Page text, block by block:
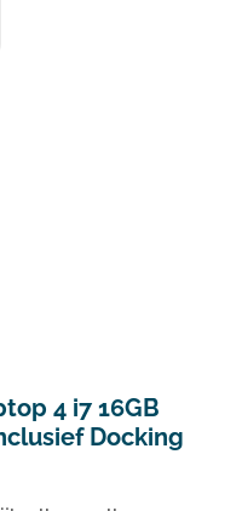
4 i7 16GB
Docking